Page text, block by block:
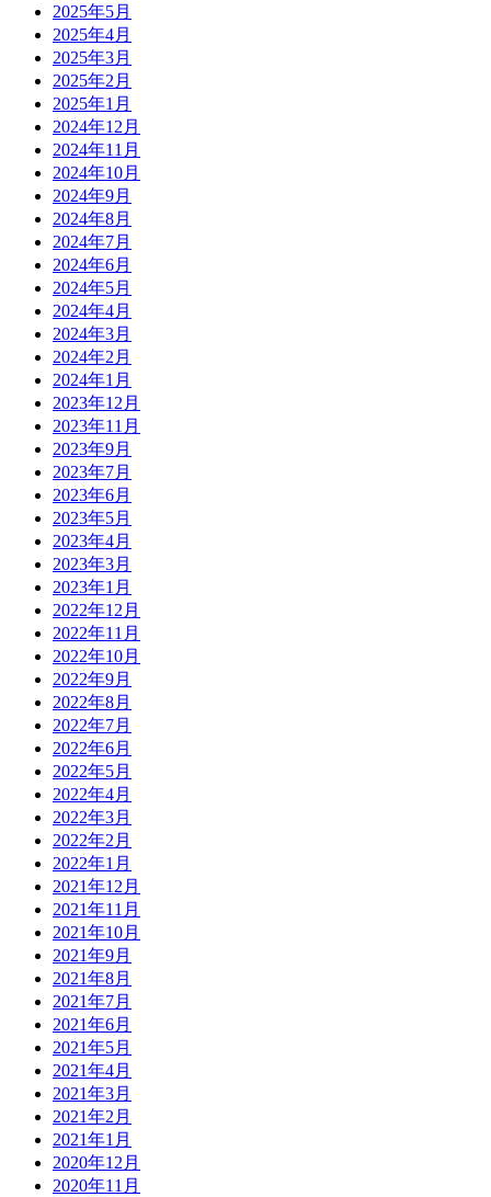
2025年5月
2025年4月
2025年3月
2025年2月
2025年1月
2024年12月
2024年11月
2024年10月
2024年9月
2024年8月
2024年7月
2024年6月
2024年5月
2024年4月
2024年3月
2024年2月
2024年1月
2023年12月
2023年11月
2023年9月
2023年7月
2023年6月
2023年5月
2023年4月
2023年3月
2023年1月
2022年12月
2022年11月
2022年10月
2022年9月
2022年8月
2022年7月
2022年6月
2022年5月
2022年4月
2022年3月
2022年2月
2022年1月
2021年12月
2021年11月
2021年10月
2021年9月
2021年8月
2021年7月
2021年6月
2021年5月
2021年4月
2021年3月
2021年2月
2021年1月
2020年12月
2020年11月